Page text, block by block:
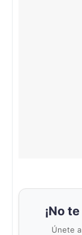
¡No
Únete